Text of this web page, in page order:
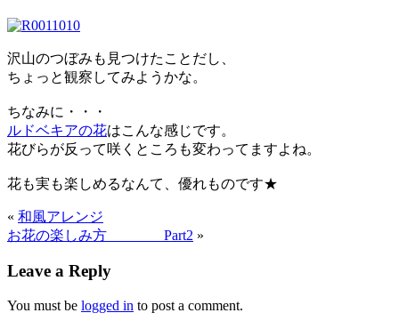
沢山のつぼみも見つけたことだし、
ちょっと観察してみようかな。
ちなみに・・・
ルドベキアの花はこんな感じです。
花びらが反って咲くところも変わってますよね。
花も実も楽しめるなんて、優れものです★
« 和風アレンジ
お花の楽しみ方 Part2 »
Leave a Reply
You must be logged in to post a comment.